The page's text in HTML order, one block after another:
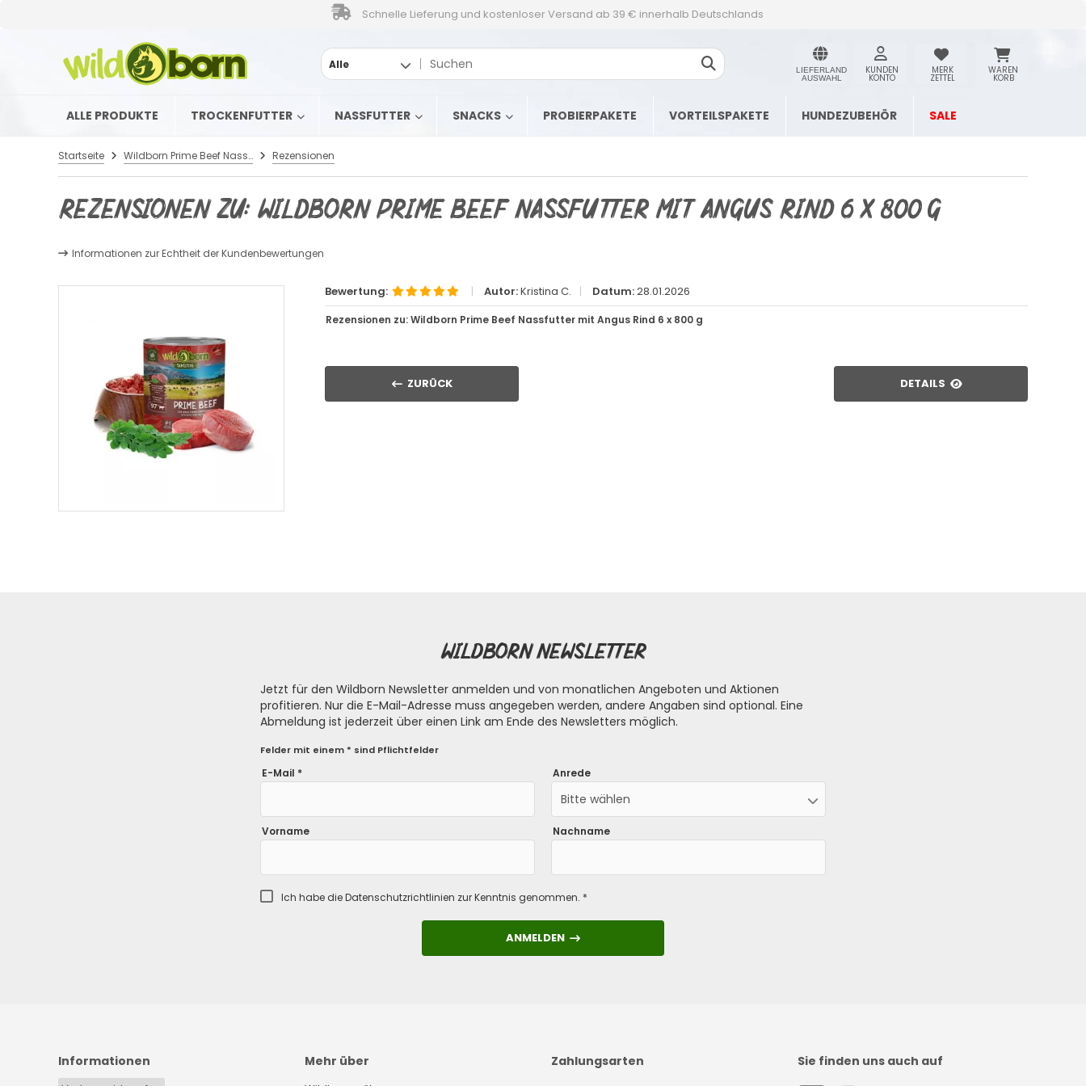
Schnelle Lieferung und kostenloser Versand ab 39 € innerhalb Deutschlands
Alle
LIEFERLAND
AUSWAHL
KUNDEN
KONTO
MERK
ZETTEL
WAREN
KORB
ALLE PRODUKTE TROCKENFUTTER NASSFUTTER SNACKS PROBIERPAKETE VORTEILSPAKETE HUNDEZUBEHÖR SALE
Startseite Wildborn Prime Beef Nassfutter mit Angus Rind 6 x 800 g Rezensionen
Rezensionen zu: Wildborn Prime Beef Nassfutter mit Angus Rind 6 x 800 g
Informationen zur Echtheit der Kundenbewertungen
Bewertung: | Autor:Kristina C. | Datum:28.01.2026
Rezensionen zu: Wildborn Prime Beef Nassfutter mit Angus Rind 6 x 800 g
ZURÜCK DETAILS
Wildborn Newsletter
Jetzt für den Wildborn Newsletter anmelden und von monatlichen Angeboten und Aktionen
profitieren. Nur die E-Mail-Adresse muss angegeben werden, andere Angaben sind optional. Eine
Abmeldung ist jederzeit über einen Link am Ende des Newsletters möglich.
Felder mit einem * sind Pflichtfelder
E-Mail * Anrede
Bitte wählen
Vorname Nachname
Ich habe dieDatenschutzrichtlinien zur Kenntnis genommen. *
ANMELDEN
ANMELDEN
Informationen Mehr über Zahlungsarten Sie finden uns auch auf